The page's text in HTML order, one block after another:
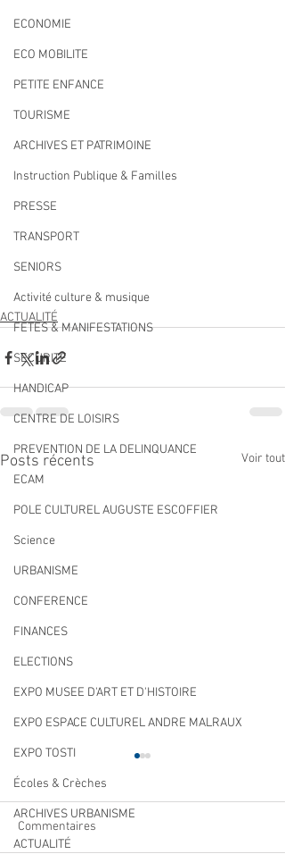
ECONOMIE
ECO MOBILITE
PETITE ENFANCE
TOURISME
ARCHIVES ET PATRIMOINE
Instruction Publique & Familles
PRESSE
TRANSPORT
SENIORS
Activité culture & musique
FETES & MANIFESTATIONS
SECURITE
HANDICAP
CENTRE DE LOISIRS
PREVENTION DE LA DELINQUANCE
ECAM
POLE CULTUREL AUGUSTE ESCOFFIER
Science
URBANISME
CONFERENCE
FINANCES
ELECTIONS
EXPO MUSEE D'ART ET D'HISTOIRE
EXPO ESPACE CULTUREL ANDRE MALRAUX
EXPO TOSTI
Écoles & Crèches
ARCHIVES URBANISME
ACTUALITÉ
ACTUALITÉ
Posts récents Voir tout
Commentaires